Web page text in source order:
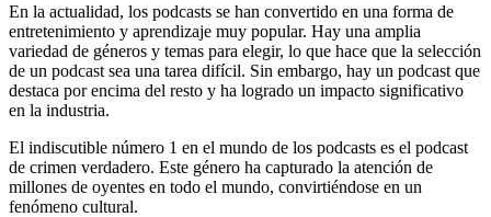
En la actualidad, los podcasts se han convertido en una forma de
entretenimiento y aprendizaje muy popular. Hay una amplia
variedad de géneros y temas para elegir, lo que hace que la selección
de un podcast sea una tarea difícil. Sin embargo, hay un podcast que
destaca por encima del resto y ha logrado un impacto significativo
en la industria.
El indiscutible número 1 en el mundo de los podcasts es el podcast
de crimen verdadero. Este género ha capturado la atención de
millones de oyentes en todo el mundo, convirtiéndose en un
fenómeno cultural.